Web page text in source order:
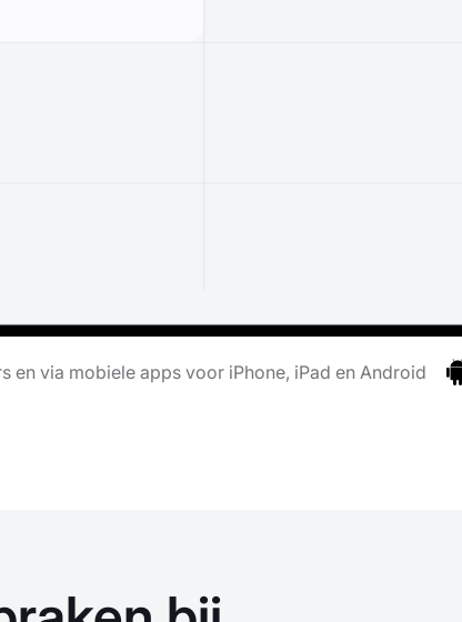
en via mobiele apps voor iPhone, iPad en Android